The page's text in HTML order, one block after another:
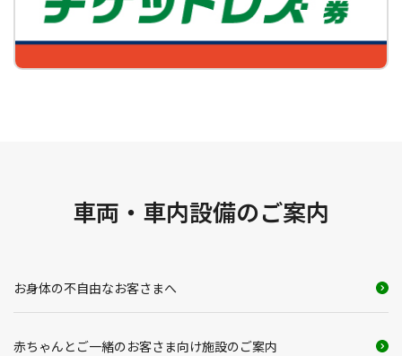
車両・車内設備のご案内
お身体の不自由なお客さまへ
赤ちゃんとご一緒のお客さま向け施設のご案内